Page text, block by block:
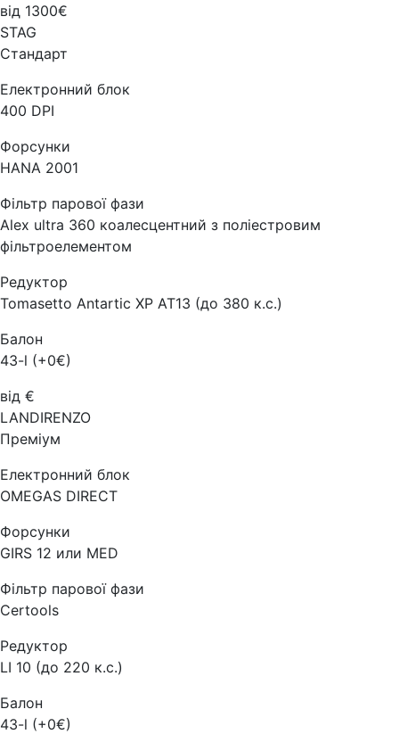
від 1300€
STAG
Стандарт
Електронний блок
400 DPI
Форсунки
HANA 2001
Фільтр парової фази
Alex ultra 360 коалесцентний з поліестровим
фільтроелементом
Редуктор
Tomasetto Antartic XP AT13 (до 380 к.с.)
Балон
43-l (+0€)
від €
LANDIRENZO
Преміум
Електронний блок
OMEGAS DIRECT
Форсунки
GIRS 12 или MED
Фільтр парової фази
Certools
Редуктор
LI 10 (до 220 к.с.)
Балон
43-l (+0€)